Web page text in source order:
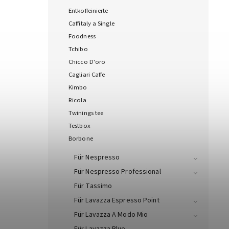
Entkoffeinierte
Caffitaly a Single
Foodness
Tchibo
Chicco D'oro
Cagliari Caffe
Kimbo
Ricola
Twinings tee
Testbox
Borbone
Für Nespresso
Für Nespresso Professional
Für Tassimo
Für Lavazza Espresso Point
Für Lavazza A Modo Mio